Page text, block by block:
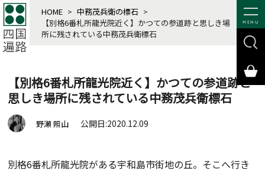
MENU
HOME > 中務茂兵衛の標石 >
【別格6番札所龍光院近く】かつての参道跡と思しき場
所に残されている中務茂兵衛標石
【別格6番札所龍光院近く】かつての参道跡と
思しき場所に残されている中務茂兵衛標石
野瀬 照山 公開日:2020.12.09
別格6番札所龍光院がある宇和島市街地の丘。そこへ行き